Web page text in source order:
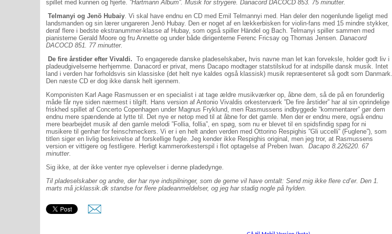
spillet med kunnen og hjerte. ”Hartmann Album”. Musik for strygere. Danacord DACOCD 853. 75 minutter.
Telmanyi og Jenö Hubaiy. Vi skal have endnu en CD med Emil Telmannyi med. Han deler den nogenlunde ligeligt med
landsmanden og sin lærer ungareren Jenö Hubay. Den er noget af en lækkerbisken for violin-fans med 15 mindre stykker,
deraf flere i bedste ekstranummer-klasse af Hubay, som også spiller Händel og Bach. Telmanyi spiller sammen med
pianisterne Gerald Moore og fru Annette og under både dirigenterne Ferenc Fricsay og Thomas Jensen. Danacord
DACOCD 851. 77 minutter.
De fire årstider efter Vivaldi. To engagerede danske pladeselskaber, hvis navne man let kan forveksle, holder godt liv i
pladeudgivelserne herhjemme. Danacord er privat, mens Dacapo modtager statstilskud for at indspille dansk musik. Intet
land i verden har forholdsvis sin klassiske (det helt nye kaldes også klassisk) musik repræsenteret så godt som Danmark.
Den næste CD er dog ikke dansk helt igennem.
Komponisten Karl Aage Rasmussen er en specialist i at tage ældre musikværker op, åbne dem, så de på en forunderlig
måde får nye siden nærmest i tilgift. Hans version af Antonio Vivaldis orkesterværk ”De fire årstider” har al sin oprindelige
friskhed spillet af Concerto Copenhagen under Magnus Fryklund, men Rasmussens indbyggede ”kommentarer” gør dem
endnu mere spændende at lytte til. Det nye er netop med til at åbne for det gamle. Men der er endnu mere, også endnu
mere bearbejdet musik af den gamle melodi ”Follia, follia”, en spøg, som nu er blevet til en spidsfindig spøg for ni
musikere til genhør for feinschmeckers. Vi er i en helt anden verden med Ottorino Respighis ”Gli uccelli” (Fuglene”), som
titlen siger en livlig beskrivelse af forskellige fugle. Jeg kender ikke Respighis original, men jeg tror, at Rasmussens
version er vittigere og festligere. Herligt kammerorkesterspil i flot optagelse af Preben Iwan. Dacapo 8.226220. 67
minutter.
Sig ikke, at der ikke venter nye oplevelser i denne pladedynge.
Til pladeselskaber og andre, der har nye indspilninger, som de gerne vil have omtalt: Send mig ikke flere cd’er. Den 1.
marts må jcklassik.dk standse for flere pladeanmeldelser, og jeg har stadig nogle på hylden.